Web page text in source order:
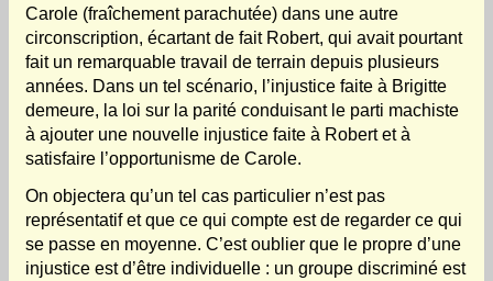
Carole (fraîchement parachutée) dans une autre
circonscription, écartant de fait Robert, qui avait pourtant
fait un remarquable travail de terrain depuis plusieurs
années. Dans un tel scénario, l’injustice faite à Brigitte
demeure, la loi sur la parité conduisant le parti machiste
à ajouter une nouvelle injustice faite à Robert et à
satisfaire l’opportunisme de Carole.
On objectera qu’un tel cas particulier n’est pas
représentatif et que ce qui compte est de regarder ce qui
se passe en moyenne. C’est oublier que le propre d’une
injustice est d’être individuelle : un groupe discriminé est